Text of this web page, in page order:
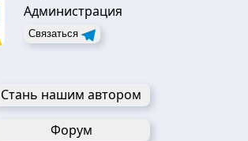
Администрация
Связаться
Стань нашим автором
Форум